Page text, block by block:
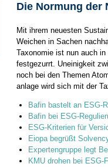
Die Normung der
Mit ihrem neuesten
Weichen in Sachen
Taxonomie­ ist nun auch
festgezurrt. Uneinigkeit
noch bei den Themen
anlage wird sich mit der
Bafin bastelt an ESG-
Bafin bei ESG-
ESG-Kriterien für
Eiopa begrüßt
Expertengruppe legt
KMU drohen bei ESG-